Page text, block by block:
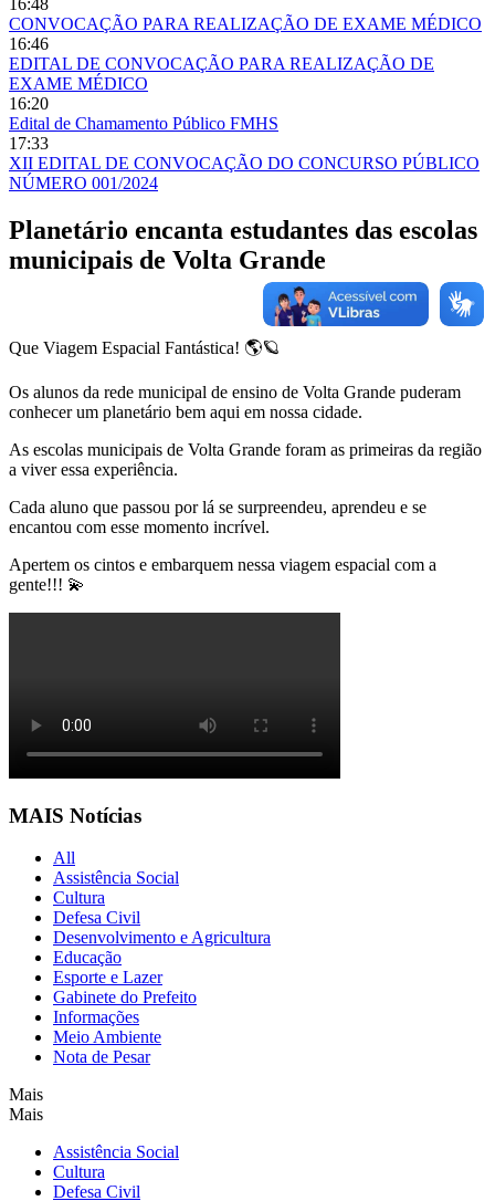
16:48
CONVOCAÇÃO PARA REALIZAÇÃO DE EXAME MÉDICO
16:46
EDITAL DE CONVOCAÇÃO PARA REALIZAÇÃO DE
EXAME MÉDICO
16:20
Edital de Chamamento Público FMHS
17:33
XII EDITAL DE CONVOCAÇÃO DO CONCURSO PÚBLICO
NÚMERO 001/2024
Planetário encanta estudantes das escolas
municipais de Volta Grande
Que Viagem Espacial Fantástica! 🌎🪐
Os alunos da rede municipal de ensino de Volta Grande puderam
conhecer um planetário bem aqui em nossa cidade.
As escolas municipais de Volta Grande foram as primeiras da região
a viver essa experiência.
Cada aluno que passou por lá se surpreendeu, aprendeu e se
encantou com esse momento incrível.
Apertem os cintos e embarquem nessa viagem espacial com a
gente!!! 💫
MAIS Notícias
All
Assistência Social
Cultura
Defesa Civil
Desenvolvimento e Agricultura
Educação
Esporte e Lazer
Gabinete do Prefeito
Informações
Meio Ambiente
Nota de Pesar
Mais
Mais
Assistência Social
Cultura
Defesa Civil